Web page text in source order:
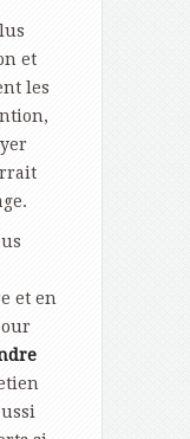
et
les
et en